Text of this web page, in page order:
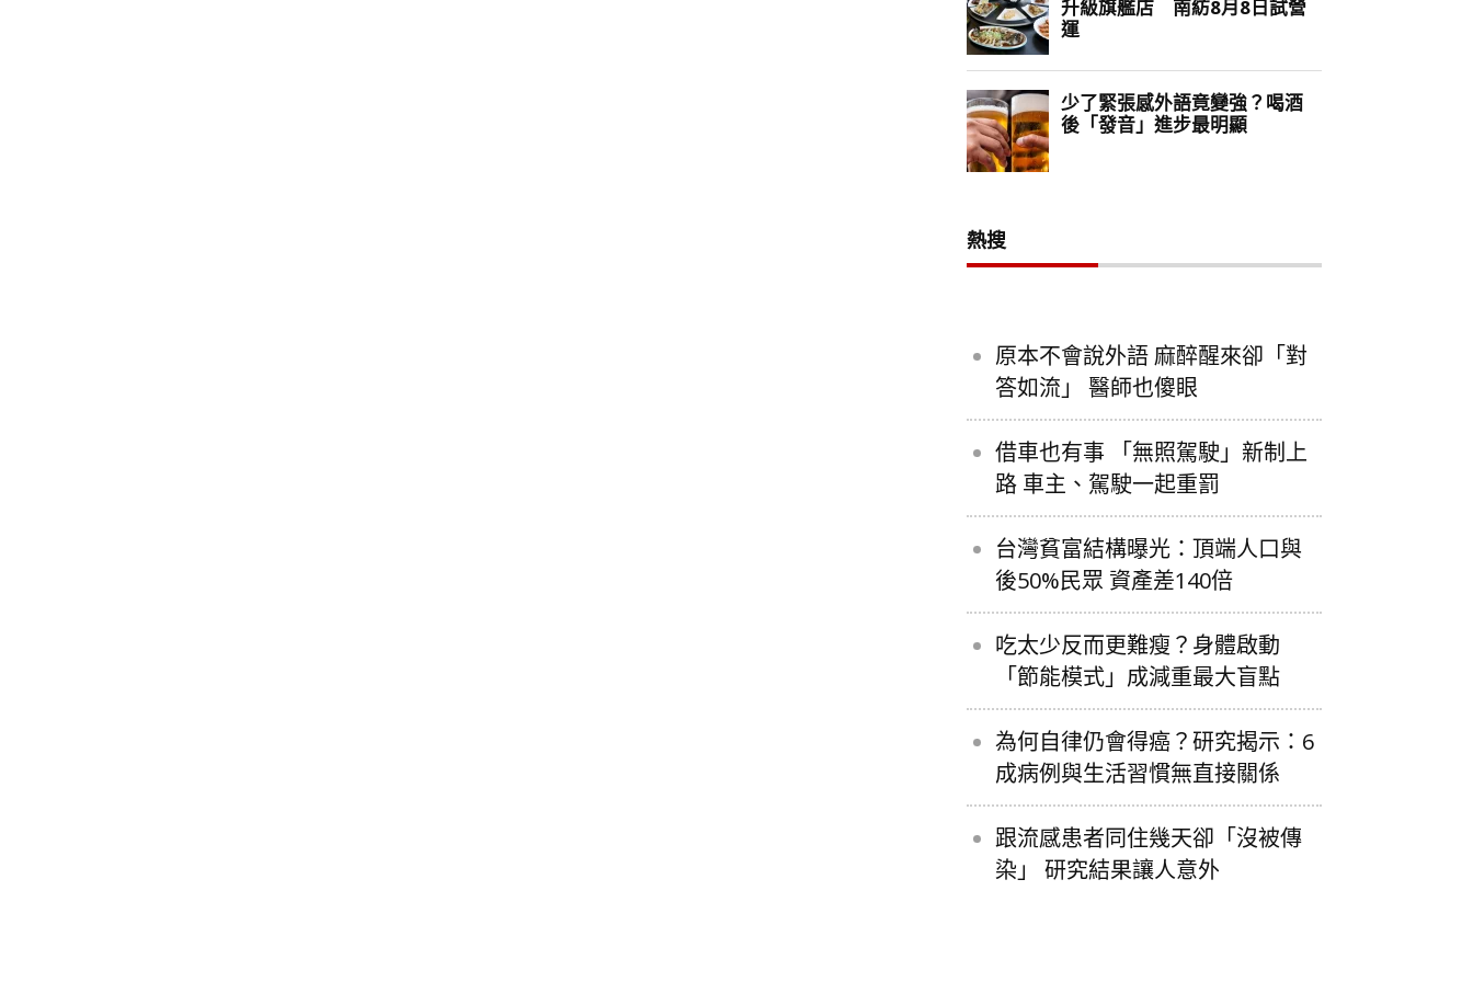
熱搜
原本不會說外語 麻醉醒來卻「對
答如流」 醫師也傻眼
借車也有事 「無照駕駛」新制上
路 車主、駕駛一起重罰
台灣貧富結構曝光：頂端人口與
後50%民眾 資產差140倍
吃太少反而更難瘦？身體啟動
「節能模式」成減重最大盲點
為何自律仍會得癌？研究揭示：6
成病例與生活習慣無直接關係
跟流感患者同住幾天卻「沒被傳
染」 研究結果讓人意外